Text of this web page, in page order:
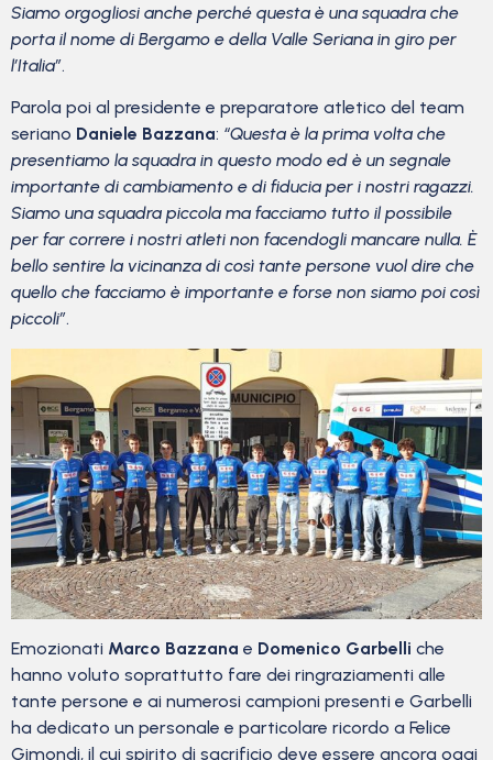
Siamo orgogliosi anche perché questa è una squadra che
porta il nome di Bergamo e della Valle Seriana in giro per
l’Italia”.
Parola poi al presidente e preparatore atletico del team
seriano Daniele Bazzana: “Questa è la prima volta che
presentiamo la squadra in questo modo ed è un segnale
importante di cambiamento e di fiducia per i nostri ragazzi.
Siamo una squadra piccola ma facciamo tutto il possibile
per far correre i nostri atleti non facendogli mancare nulla. È
bello sentire la vicinanza di così tante persone vuol dire che
quello che facciamo è importante e forse non siamo poi così
piccoli”.
Emozionati Marco Bazzana e Domenico Garbelli che
hanno voluto soprattutto fare dei ringraziamenti alle
tante persone e ai numerosi campioni presenti e Garbelli
ha dedicato un personale e particolare ricordo a Felice
Gimondi, il cui spirito di sacrificio deve essere ancora oggi